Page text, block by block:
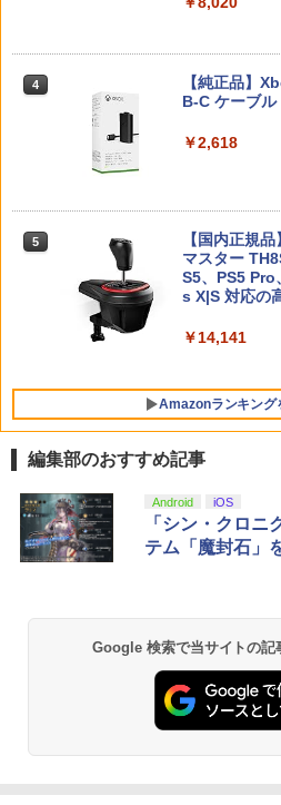
任天堂 【
ド [BEE-P-
ワ-ルド]
￥8,970
￥9,073
サドン スト
【特典】ドラ
4 枯れ木の
S5版(【早期
4
【中古】グラ
タイガーシ
ンライン」マ
5
【中古】
ーラー HAC-
1週間【ラン
全31話BOX
y】
￥7,300
窩座再来(完
吾峠呼世晴 ]
￥8,690
ンラインコー
ニンテンド
ンラインコー
トローラー
ZCT2J01)
【純正品】
トローラー
￥10,737
4
【純正品】
B-C ケーブル
￥2,618
5
【国内正規
マスター
S5、PS5
s X|S 対応の
￥14,141
Amazonランキング
1
劇場版「鬼滅
窩座再来 通
劇場版「鬼滅
窩座再来 通
￥3,523
編集部のおすすめ記事
Android iOS
「シン・クロニ
テム「魔封石」
Google 検索で当サイトの記